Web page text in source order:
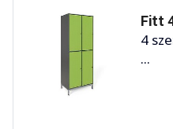
Fitt
4
...